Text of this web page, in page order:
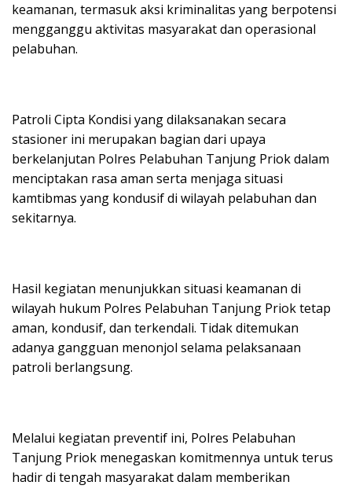
keamanan, termasuk aksi kriminalitas yang berpotensi
mengganggu aktivitas masyarakat dan operasional
pelabuhan.
Patroli Cipta Kondisi yang dilaksanakan secara
stasioner ini merupakan bagian dari upaya
berkelanjutan Polres Pelabuhan Tanjung Priok dalam
menciptakan rasa aman serta menjaga situasi
kamtibmas yang kondusif di wilayah pelabuhan dan
sekitarnya.
Hasil kegiatan menunjukkan situasi keamanan di
wilayah hukum Polres Pelabuhan Tanjung Priok tetap
aman, kondusif, dan terkendali. Tidak ditemukan
adanya gangguan menonjol selama pelaksanaan
patroli berlangsung.
Melalui kegiatan preventif ini, Polres Pelabuhan
Tanjung Priok menegaskan komitmennya untuk terus
hadir di tengah masyarakat dalam memberikan